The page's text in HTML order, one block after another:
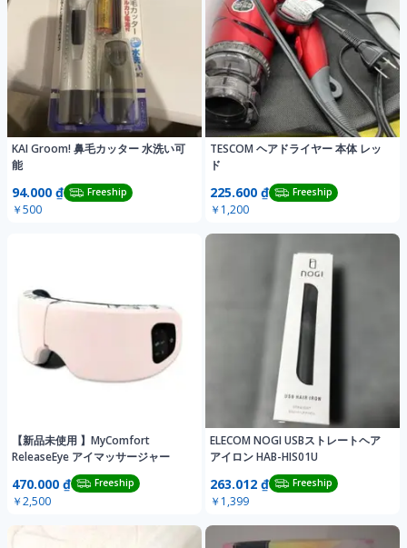
KAI Groom! 鼻毛カッター 水洗い可
能
94.000 ₫ Freeship
￥500
TESCOM ヘアドライヤー 本体 レッ
ド
225.600 ₫ Freeship
￥1,200
【新品未使用 】MyComfort
ReleaseEye アイマッサージャー
470.000 ₫ Freeship
￥2,500
ELECOM NOGI USBストレートヘア
アイロン HAB-HIS01U
263.012 ₫ Freeship
￥1,399